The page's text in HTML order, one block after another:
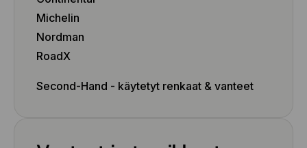
Michelin
Nordman
RoadX
Second-Hand - käytetyt renkaat & vanteet